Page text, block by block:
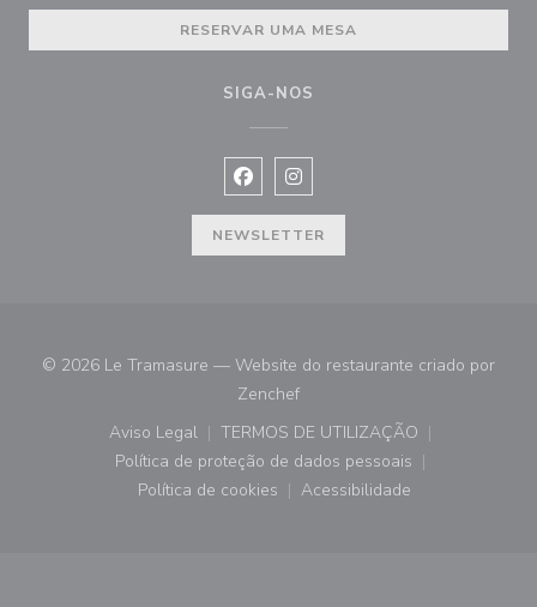
RESERVAR UMA MESA
SIGA-NOS
Facebook ((abre numa nova janela))
Instagram ((abre numa nova
NEWSLETTER
© 2026 Le Tramasure — Website do restaurante criado por
Zenchef((abre numa nova janela))
Aviso Legal
((abre numa nova janela))
TERMOS DE UTILIZAÇÃO
((abre numa nova janela))
Política de proteção de dados pessoais
((abre numa nova janela))
Política de cookies
((abre numa nova janela))
Acessibilidade
((abre numa nova